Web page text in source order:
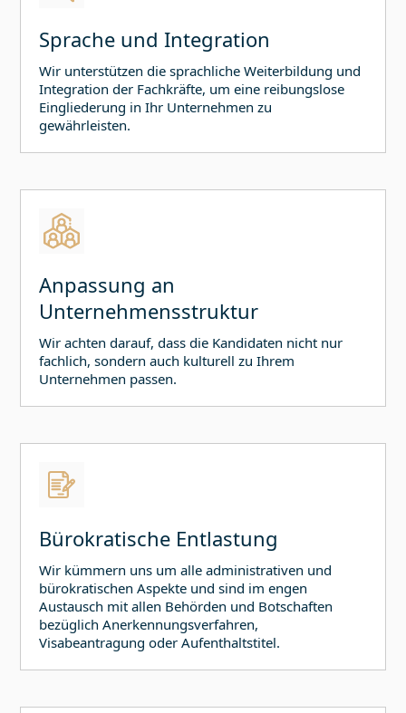
Sprache und Integration
Wir unterstützen die sprachliche Weiterbildung und
Integration der Fachkräfte, um eine reibungslose
Eingliederung in Ihr Unternehmen zu
gewährleisten.
Anpassung an
Unternehmensstruktur
Wir achten darauf, dass die Kandidaten nicht nur
fachlich, sondern auch kulturell zu Ihrem
Unternehmen passen.
Bürokratische Entlastung
Wir kümmern uns um alle administrativen und
bürokratischen Aspekte und sind im engen
Austausch mit allen Behörden und Botschaften
bezüglich Anerkennungsverfahren,
Visabeantragung oder Aufenthaltstitel.